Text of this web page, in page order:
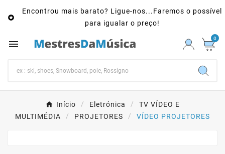

Encontrou mais barato? Ligue-nos...Faremos o possível
para igualar o preço!
 0
Início Eletrónica
TV VÍDEO E
MULTIMÉDIA
PROJETORES VÍDEO PROJETORES